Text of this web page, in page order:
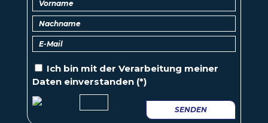
Ich bin mit der Verarbeitung meiner
Daten einverstanden (*)
SENDEN